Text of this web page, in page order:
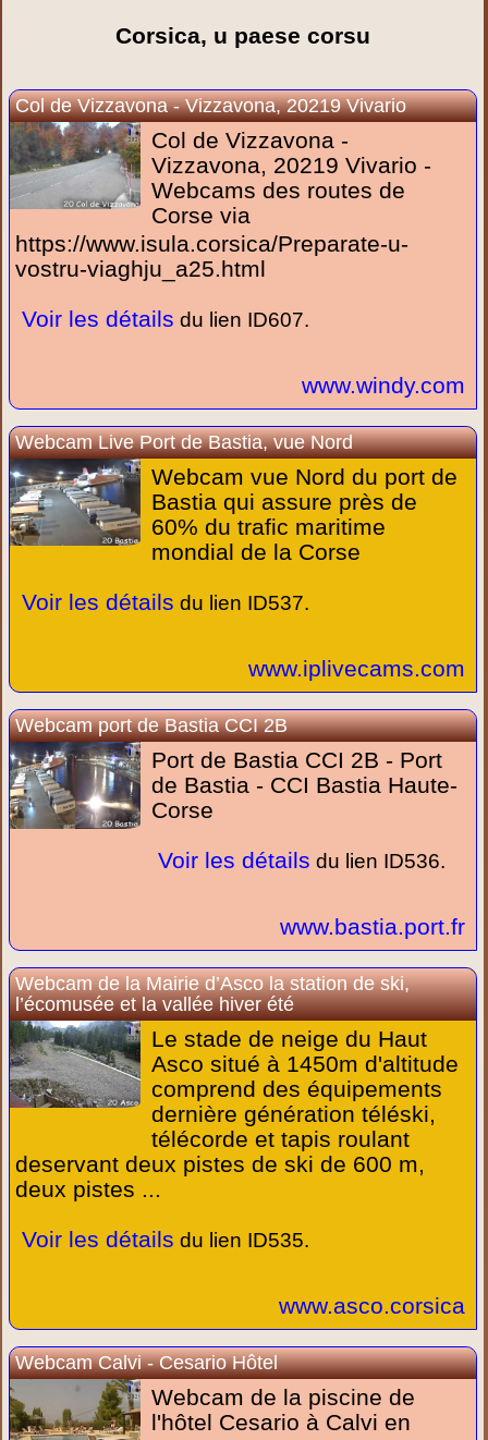
Corsica, u paese corsu
Col de Vizzavona - Vizzavona, 20219 Vivario
Col de Vizzavona -
Vizzavona, 20219 Vivario -
Webcams des routes de
Corse via
https://www.isula.corsica/Preparate-u-
vostru-viaghju_a25.html
Voir les détails du lien ID607.
www.windy.com
Webcam Live Port de Bastia, vue Nord
Webcam vue Nord du port de
Bastia qui assure près de
60% du trafic maritime
mondial de la Corse
Voir les détails du lien ID537.
www.iplivecams.com
Webcam port de Bastia CCI 2B
Port de Bastia CCI 2B - Port
de Bastia - CCI Bastia Haute-
Corse
Voir les détails du lien ID536.
www.bastia.port.fr
Webcam de la Mairie d’Asco la station de ski,
l’écomusée et la vallée hiver été
Le stade de neige du Haut
Asco situé à 1450m d'altitude
comprend des équipements
dernière génération téléski,
télécorde et tapis roulant
deservant deux pistes de ski de 600 m,
deux pistes ...
Voir les détails du lien ID535.
www.asco.corsica
Webcam Calvi - Cesario Hôtel
Webcam de la piscine de
l'hôtel Cesario à Calvi en